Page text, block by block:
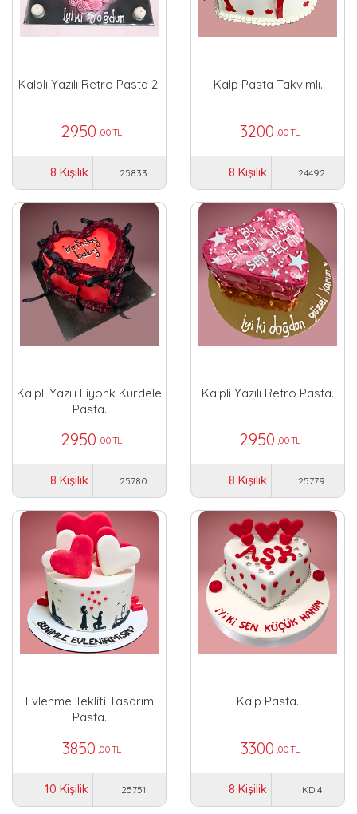
Kalpli Yazılı Retro Pasta 2.
2950 ,00 TL
8 Kişilik 25833
Kalp Pasta Takvimli.
3200 ,00 TL
8 Kişilik 24492
Kalpli Yazılı Fiyonk Kurdele
Pasta.
2950 ,00 TL
8 Kişilik 25780
Kalpli Yazılı Retro Pasta.
2950 ,00 TL
8 Kişilik 25779
Evlenme Teklifi Tasarım
Pasta.
3850 ,00 TL
10 Kişilik 25751
Kalp Pasta.
3300 ,00 TL
8 Kişilik KD 4